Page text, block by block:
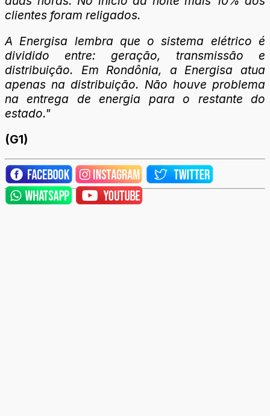
clientes foram religados.
A Energisa lembra que o sistema elétrico é
dividido entre: geração, transmissão e
distribuição. Em Rondônia, a Energisa atua
apenas na distribuição. Não houve problema
na entrega de energia para o restante do
estado."
(G1)